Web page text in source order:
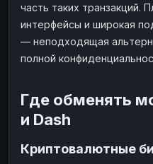
часть таких транзакций.
интерфейсы и широкая
— неподходящая
полной
Где обменять
и Dash
Криптовалютные